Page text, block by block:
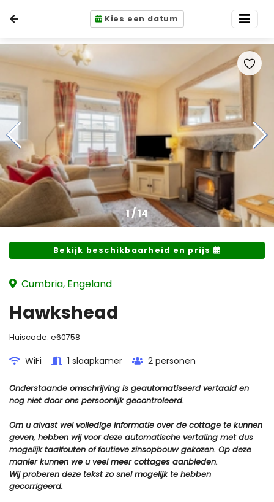
Kies een datum
1/14
Bekijk beschikbaarheid en prijs
Cumbria, Engeland
Hawkshead
Huiscode: e60758
WiFi 1 slaapkamer 2 personen
Onderstaande omschrijving is geautomatiseerd vertaald en
nog niet door ons persoonlijk gecontroleerd.
Om u alvast wel volledige informatie over de cottage te kunnen
geven, hebben wij voor deze automatische vertaling met dus
mogelijk taalfouten of foutieve zinsopbouw gekozen. Op deze
manier kunnen we u veel meer cottages aanbieden.
Wij proberen deze tekst zo snel mogelijk te hebben
gecorrigeerd.